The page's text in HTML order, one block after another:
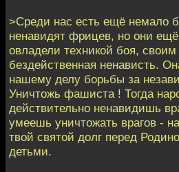
>Среди нас есть ещё немало
ненавидят фрицев, но они
овладели техникой боя,
бездейственная ненависть.
нашему делу борьбы за
Уничтожь фашиста ! Тогда
действительно ненавидишь
умеешь уничтожать врагов -
твой святой долг перед
детьми.